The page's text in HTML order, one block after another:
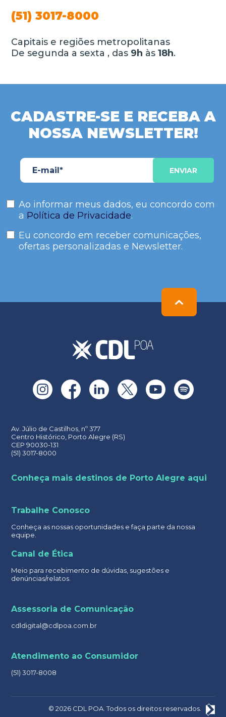
(51) 3017-8000
Capitais e regiões metropolitanas
De segunda a sexta , das 9h às18h.
CADASTRE-SE E RECEBA A
NOSSA NEWSLETTER!
Ao informar meus dados, eu concordo com
a Política de Privacidade.
Eu concordo em receber comunicações,
ofertas personalizadas e Newsletter.
field
Av. Júlio de Castilhos, nº 377
Centro Histórico, Porto Alegre (RS)
CEP 90030-131
(51) 3017-8000
Conheça mais destinos de Porto Alegre aqui
Trabalhe Conosco
Conheça as nossas oportunidades e faça parte da nossa
equipe.
Canal de Ética
Meio para recebimento de dúvidas, sugestões e
denúncias/relatos.
Assessoria de Comunicação
cdldigital@cdlpoa.com.br
Atendimento ao Consumidor
(51) 3017-8008
© 2026 CDL POA. Todos os direitos reservados.